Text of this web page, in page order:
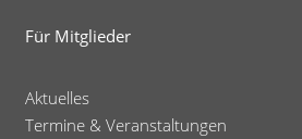
Für Mitglieder
Aktuelles
Termine & Veranstaltungen